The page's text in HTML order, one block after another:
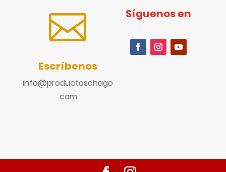

Escríbenos
info@productoschago
.com
Síguenos en